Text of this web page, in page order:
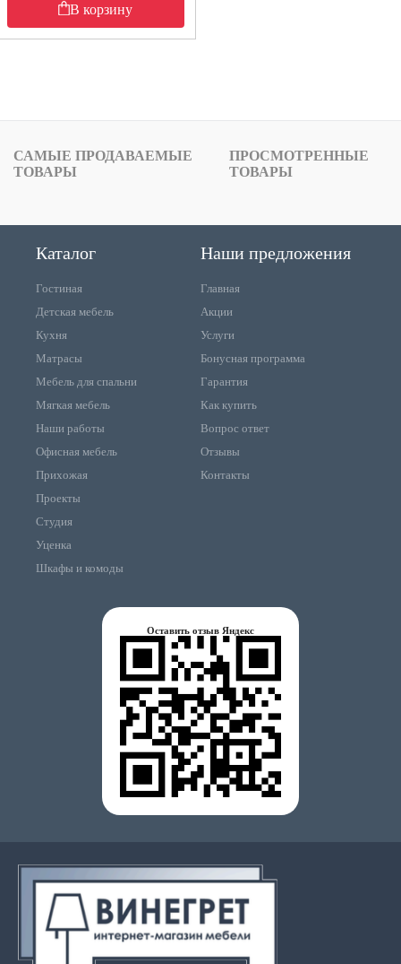
В корзину
САМЫЕ ПРОДАВАЕМЫЕ
ТОВАРЫ
ПРОСМОТРЕННЫЕ
ТОВАРЫ
Каталог
Гостиная
Детская мебель
Кухня
Матрасы
Мебель для спальни
Мягкая мебель
Наши работы
Офисная мебель
Прихожая
Проекты
Студия
Уценка
Шкафы и комоды
Наши предложения
Главная
Акции
Услуги
Бонусная программа
Гарантия
Как купить
Вопрос ответ
Отзывы
Контакты
Оставить отзыв Яндекс